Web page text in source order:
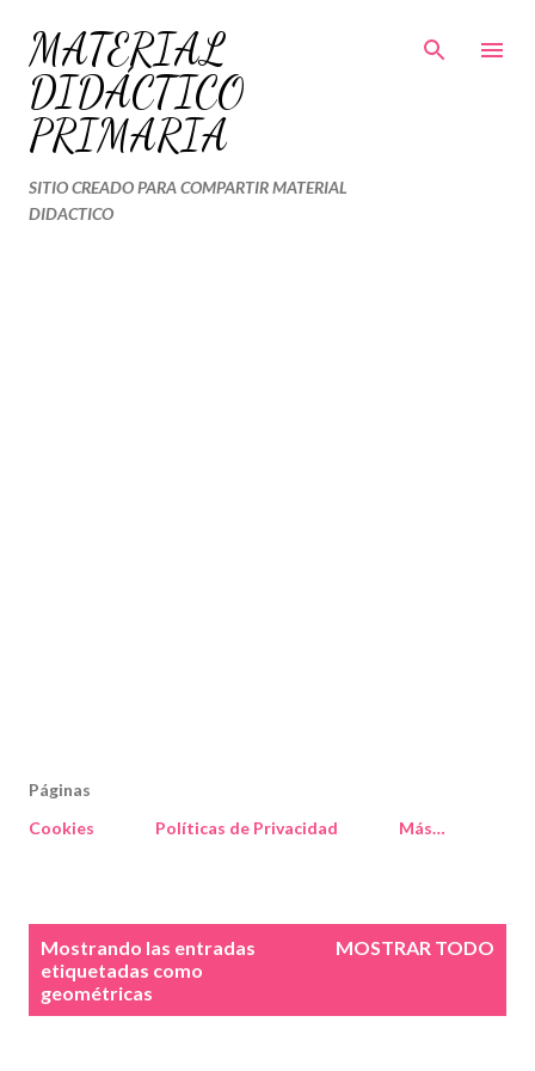
Ir al contenido principal
MATERIAL
DIDÁCTICO
PRIMARIA
SITIO CREADO PARA COMPARTIR MATERIAL
DIDACTICO
Páginas
Cookies
Políticas de Privacidad Más…
Mostrando las entradas
etiquetadas como
geométricas
MOSTRAR TODO